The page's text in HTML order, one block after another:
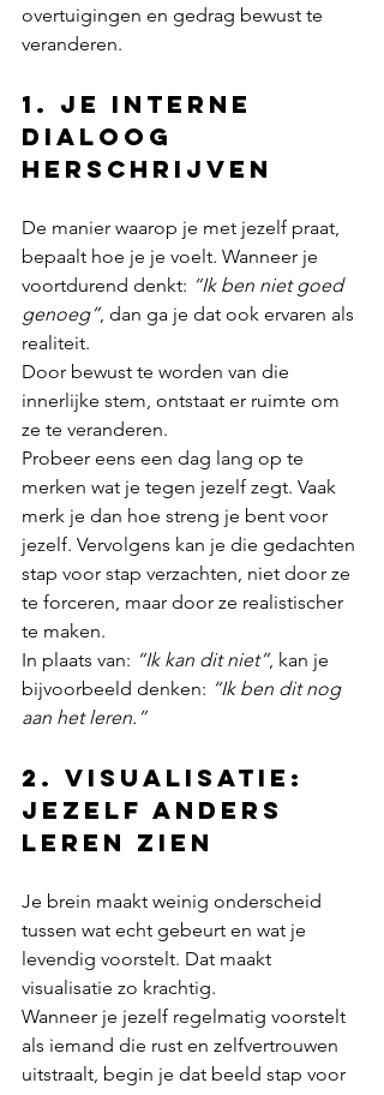
overtuigingen en gedrag bewust te
veranderen.
1. Je Interne
Dialoog
herschrijven
De manier waarop je met jezelf praat,
bepaalt hoe je je voelt. Wanneer je
voortdurend denkt: “Ik ben niet goed
genoeg”, dan ga je dat ook ervaren als
realiteit.
Door bewust te worden van die
innerlijke stem, ontstaat er ruimte om
ze te veranderen.
Probeer eens een dag lang op te
merken wat je tegen jezelf zegt. Vaak
merk je dan hoe streng je bent voor
jezelf. Vervolgens kan je die gedachten
stap voor stap verzachten, niet door ze
te forceren, maar door ze realistischer
te maken.
In plaats van: “Ik kan dit niet”, kan je
bijvoorbeeld denken: “Ik ben dit nog
aan het leren.”
2. Visualisatie:
Jezelf anders
leren zien
Je brein maakt weinig onderscheid
tussen wat echt gebeurt en wat je
levendig voorstelt. Dat maakt
visualisatie zo krachtig.
Wanneer je jezelf regelmatig voorstelt
als iemand die rust en zelfvertrouwen
uitstraalt, begin je dat beeld stap voor